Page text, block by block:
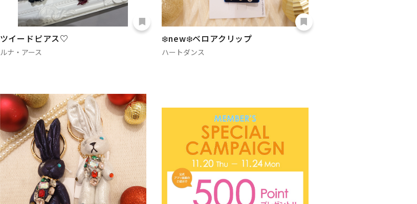
ツイードピアス♡
ルナ・アース
❄️new❄️ベロアクリップ
ハートダンス